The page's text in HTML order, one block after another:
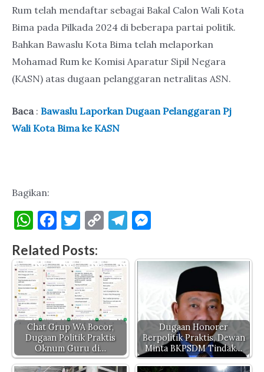
Rum telah mendaftar sebagai Bakal Calon Wali Kota
Bima pada Pilkada 2024 di beberapa partai politik.
Bahkan Bawaslu Kota Bima telah melaporkan
Mohamad Rum ke Komisi Aparatur Sipil Negara
(KASN) atas dugaan pelanggaran netralitas ASN.
Baca : Bawaslu Laporkan Dugaan Pelanggaran Pj
Wali Kota Bima ke KASN
Bagikan:
W
at
s
A
p
p
F
a
c
e
b
o
o
k
T
it
te
r
C
p
y
Li
n
k
T
e
gr
m
se
n
er
Related Posts:
Chat Grup WA Bocor,
Dugaan Politik Praktis
Oknum Guru di…
Dugaan Honorer
Berpolitik Praktis, Dewan
Minta BKPSDM Tindak…